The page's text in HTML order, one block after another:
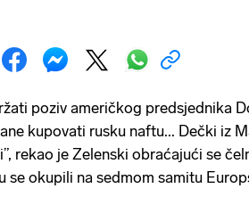
poziv američkog predsjednika
kupovati rusku naftu... Dečki iz
rekao je Zelenski obraćajući se
se okupili na sedmom samitu